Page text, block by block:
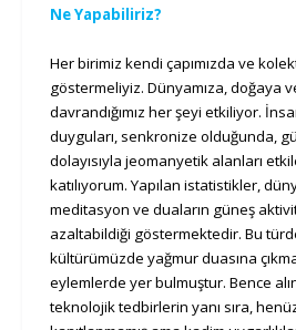
Ne Yapabiliriz?
Her birimiz kendi çapımızda ve
göstermeliyiz. Dünyamıza, doğaya
davrandığımız her şeyi etkiliyor.
duyguları, senkronize olduğunda,
dolayısıyla jeomanyetik alanları
katılıyorum. Yapılan istatistikler,
meditasyon ve duaların güneş
azaltabildiği göstermektedir. Bu
kültürümüzde yağmur duasına
eylemlerde yer bulmuştur. Bence
teknolojik tedbirlerin yanı sıra,